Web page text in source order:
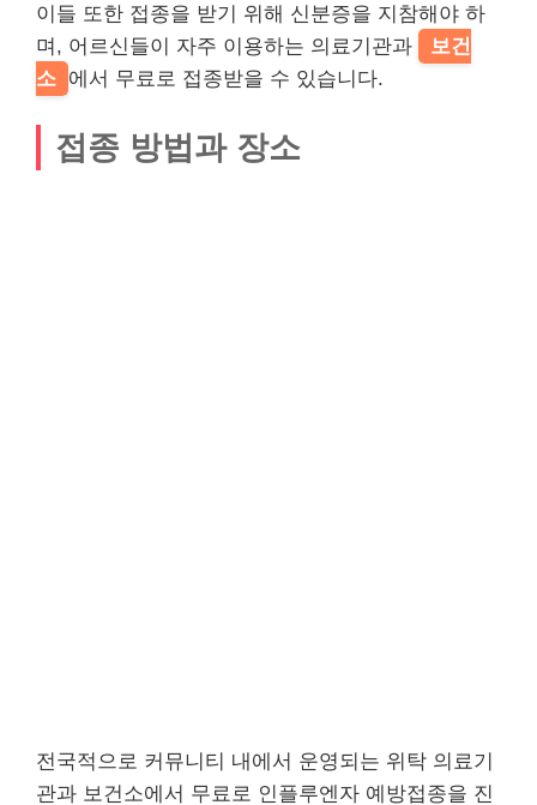
이들 또한 접종을 받기 위해 신분증을 지참해야 하
며, 어르신들이 자주 이용하는 의료기관과
보건
소 에서 무료로 접종받을 수 있습니다.
접종 방법과 장소
전국적으로 커뮤니티 내에서 운영되는 위탁 의료기
관과 보건소에서 무료로 인플루엔자 예방접종을 진